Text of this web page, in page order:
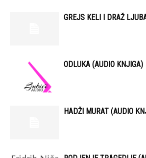
GREJS KELI I DRAŽ
ODLUKA (AUDIO KNJIGA)
HADŽI MURAT (AUDIO